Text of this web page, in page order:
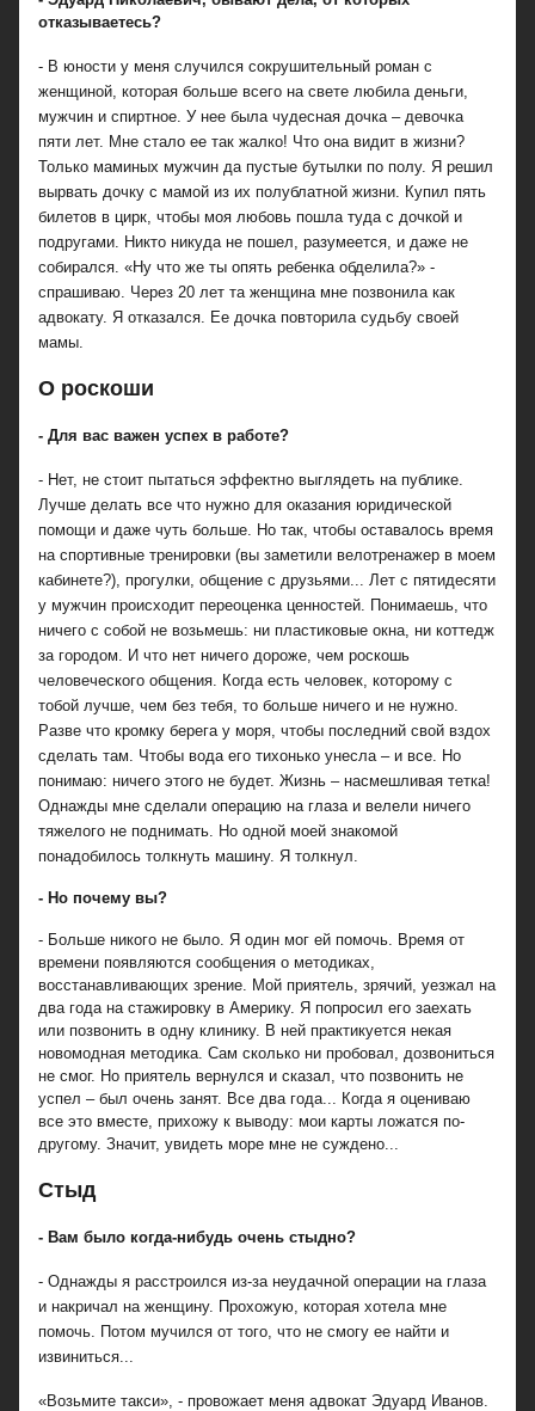
отказываетесь?
- В юности у меня случился сокрушительный роман с
женщиной, которая больше всего на свете любила деньги,
мужчин и спиртное. У нее была чудесная дочка – девочка
пяти лет. Мне стало ее так жалко! Что она видит в жизни?
Только маминых мужчин да пустые бутылки по полу. Я решил
вырвать дочку с мамой из их полублатной жизни. Купил пять
билетов в цирк, чтобы моя любовь пошла туда с дочкой и
подругами. Никто никуда не пошел, разумеется, и даже не
собирался. «Ну что же ты опять ребенка обделила?» -
спрашиваю. Через 20 лет та женщина мне позвонила как
адвокату. Я отказался. Ее дочка повторила судьбу своей
мамы.
О роскоши
- Для вас важен успех в работе?
- Нет, не стоит пытаться эффектно выглядеть на публике.
Лучше делать все что нужно для оказания юридической
помощи и даже чуть больше. Но так, чтобы оставалось время
на спортивные тренировки (вы заметили велотренажер в моем
кабинете?), прогулки, общение с друзьями... Лет с пятидесяти
у мужчин происходит переоценка ценностей. Понимаешь, что
ничего с собой не возьмешь: ни пластиковые окна, ни коттедж
за городом. И что нет ничего дороже, чем роскошь
человеческого общения. Когда есть человек, которому с
тобой лучше, чем без тебя, то больше ничего и не нужно.
Разве что кромку берега у моря, чтобы последний свой вздох
сделать там. Чтобы вода его тихонько унесла – и все. Но
понимаю: ничего этого не будет. Жизнь – насмешливая тетка!
Однажды мне сделали операцию на глаза и велели ничего
тяжелого не поднимать. Но одной моей знакомой
понадобилось толкнуть машину. Я толкнул.
- Но почему вы?
- Больше никого не было. Я один мог ей помочь. Время от
времени появляются сообщения о методиках,
восстанавливающих зрение. Мой приятель, зрячий, уезжал на
два года на стажировку в Америку. Я попросил его заехать
или позвонить в одну клинику. В ней практикуется некая
новомодная методика. Сам сколько ни пробовал, дозвониться
не смог. Но приятель вернулся и сказал, что позвонить не
успел – был очень занят. Все два года... Когда я оцениваю
все это вместе, прихожу к выводу: мои карты ложатся по-
другому. Значит, увидеть море мне не суждено...
Стыд
- Вам было когда-нибудь очень стыдно?
- Однажды я расстроился из-за неудачной операции на глаза
и накричал на женщину. Прохожую, которая хотела мне
помочь. Потом мучился от того, что не смогу ее найти и
извиниться...
«Возьмите такси», - провожает меня адвокат Эдуард Иванов.